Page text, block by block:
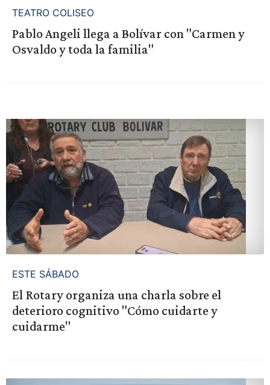
TEATRO COLISEO
Pablo Angeli llega a Bolívar con "Carmen y
Osvaldo y toda la familia"
ESTE SÁBADO
El Rotary organiza una charla sobre el
deterioro cognitivo "Cómo cuidarte y
cuidarme"